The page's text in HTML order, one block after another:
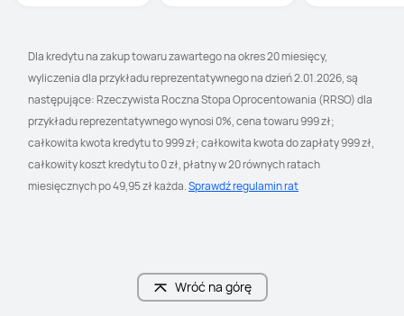
Dla kredytu na zakup towaru zawartego na okres 20 miesięcy,
wyliczenia dla przykładu reprezentatywnego na dzień 2.01.2026, są
następujące: Rzeczywista Roczna Stopa Oprocentowania (RRSO) dla
przykładu reprezentatywnego wynosi 0%, cena towaru 999 zł;
całkowita kwota kredytu to 999 zł; całkowita kwota do zapłaty 999 zł,
całkowity koszt kredytu to 0 zł, płatny w 20 równych ratach
miesięcznych po 49,95 zł każda. Sprawdź regulamin rat
Wróć na górę